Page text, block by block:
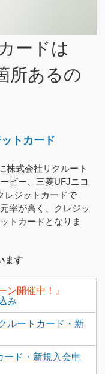
ードは
所あるの
トカード
株式会社リクルート
ビー、三菱UFJニコ
レジットカードで
率が高く、クレジッ
トカードとなりま
ます
ン開催中！』
み
ルートカード・新
ード・新規入会申